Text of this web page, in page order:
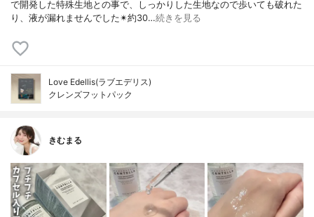
で開発した特殊生地との事で、しっかりした生地なので歩いても破れた
り、液が漏れませんでした✴約30…続きを見る
Love Edellis(ラブエデリス)
クレンズフットパック
きむまる